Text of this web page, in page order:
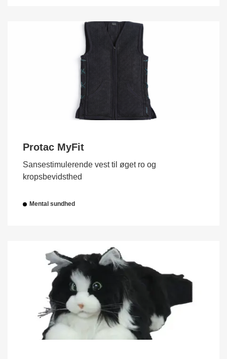
Protac MyFit
Sansestimulerende vest til øget ro og
kropsbevidsthed
Mental sundhed